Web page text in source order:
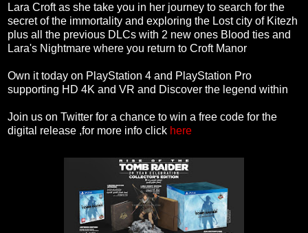
Lara Croft as she take you in her journey to search for the
secret of the immortality and exploring the Lost city of Kitezh
plus all the previous DLCs with 2 new ones Blood ties and
Lara's Nightmare where you return to Croft Manor
Own it today on PlayStation 4 and PlayStation Pro
supporting HD 4K and VR and Discover the legend within
Join us on Twitter for a chance to win a free code for the
digital release ,for more info click here